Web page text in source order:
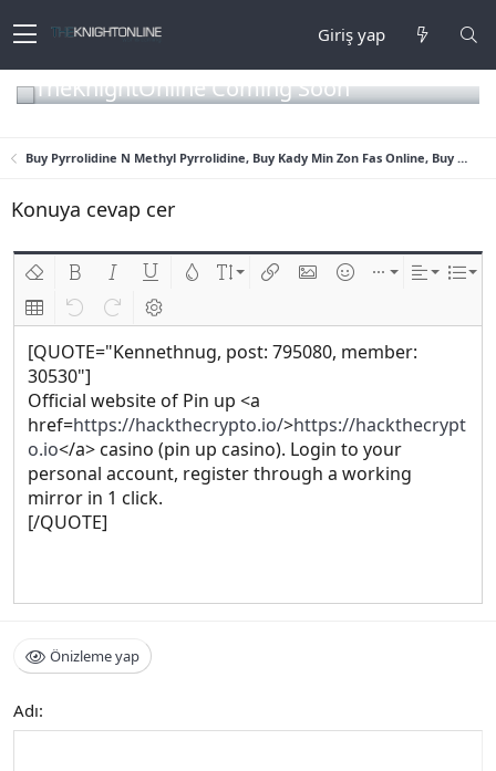
Giriş yap
TheKnightOnline Coming Soon
Buy Pyrrolidine N Methyl Pyrrolidine, Buy Kady Min Zon Fas Online, Buy Benzyl Methyl Ketone (B-M-K), Buy Gamma Butyrolactone (GBL) Online
Konuya cevap cer
Biçimlendirmeyi kaldır
Kalın Yatık Altını çiz
[QUOTE="Kennethnug, post: 795080, member:
30530"]
Official website of Pin up <a
href=https://hackthecrypto.io/>https://hackthecrypt
o.io</a> casino (pin up casino). Login to your
personal account, register through a working
mirror in 1 click.
[/QUOTE]
Önizleme yap
Adı